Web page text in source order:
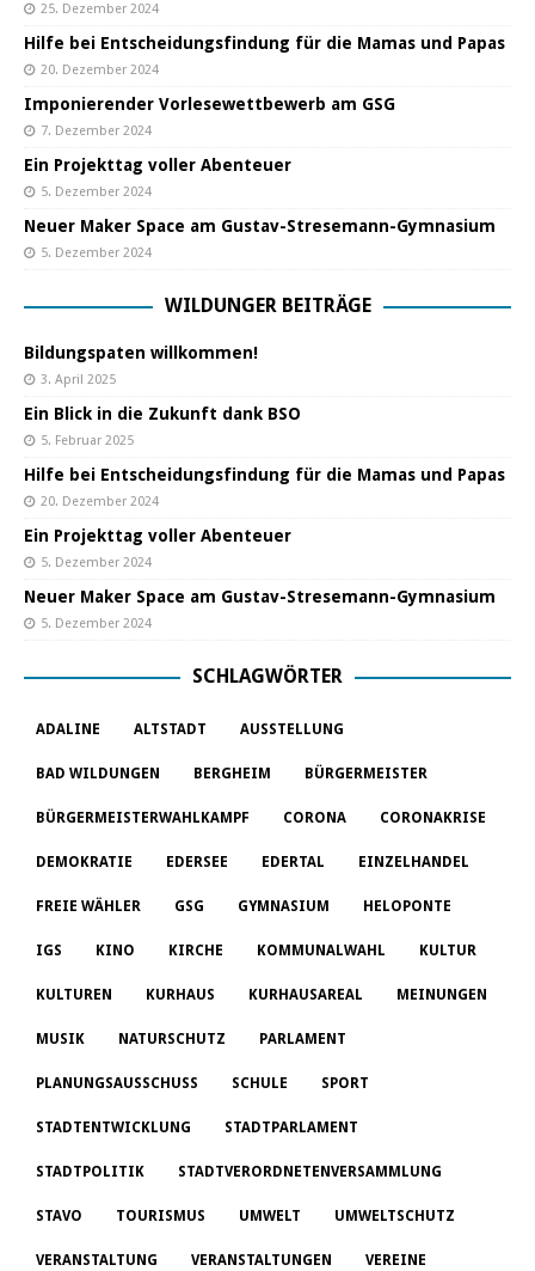
25. Dezember 2024
Hilfe bei Entscheidungsfindung für die Mamas und Papas
20. Dezember 2024
Imponierender Vorlesewettbewerb am GSG
7. Dezember 2024
Ein Projekttag voller Abenteuer
5. Dezember 2024
Neuer Maker Space am Gustav-Stresemann-Gymnasium
5. Dezember 2024
WILDUNGER BEITRÄGE
Bildungspaten willkommen!
3. April 2025
Ein Blick in die Zukunft dank BSO
5. Februar 2025
Hilfe bei Entscheidungsfindung für die Mamas und Papas
20. Dezember 2024
Ein Projekttag voller Abenteuer
5. Dezember 2024
Neuer Maker Space am Gustav-Stresemann-Gymnasium
5. Dezember 2024
SCHLAGWÖRTER
ADALINE ALTSTADT AUSSTELLUNG
BAD WILDUNGEN BERGHEIM BÜRGERMEISTER
BÜRGERMEISTERWAHLKAMPF CORONA CORONAKRISE
DEMOKRATIE EDERSEE EDERTAL EINZELHANDEL
FREIE WÄHLER GSG GYMNASIUM HELOPONTE
IGS KINO KIRCHE KOMMUNALWAHL KULTUR
KULTUREN KURHAUS KURHAUSAREAL MEINUNGEN
MUSIK NATURSCHUTZ PARLAMENT
PLANUNGSAUSSCHUSS SCHULE SPORT
STADTENTWICKLUNG STADTPARLAMENT
STADTPOLITIK STADTVERORDNETENVERSAMMLUNG
STAVO TOURISMUS UMWELT UMWELTSCHUTZ
VERANSTALTUNG VERANSTALTUNGEN VEREINE